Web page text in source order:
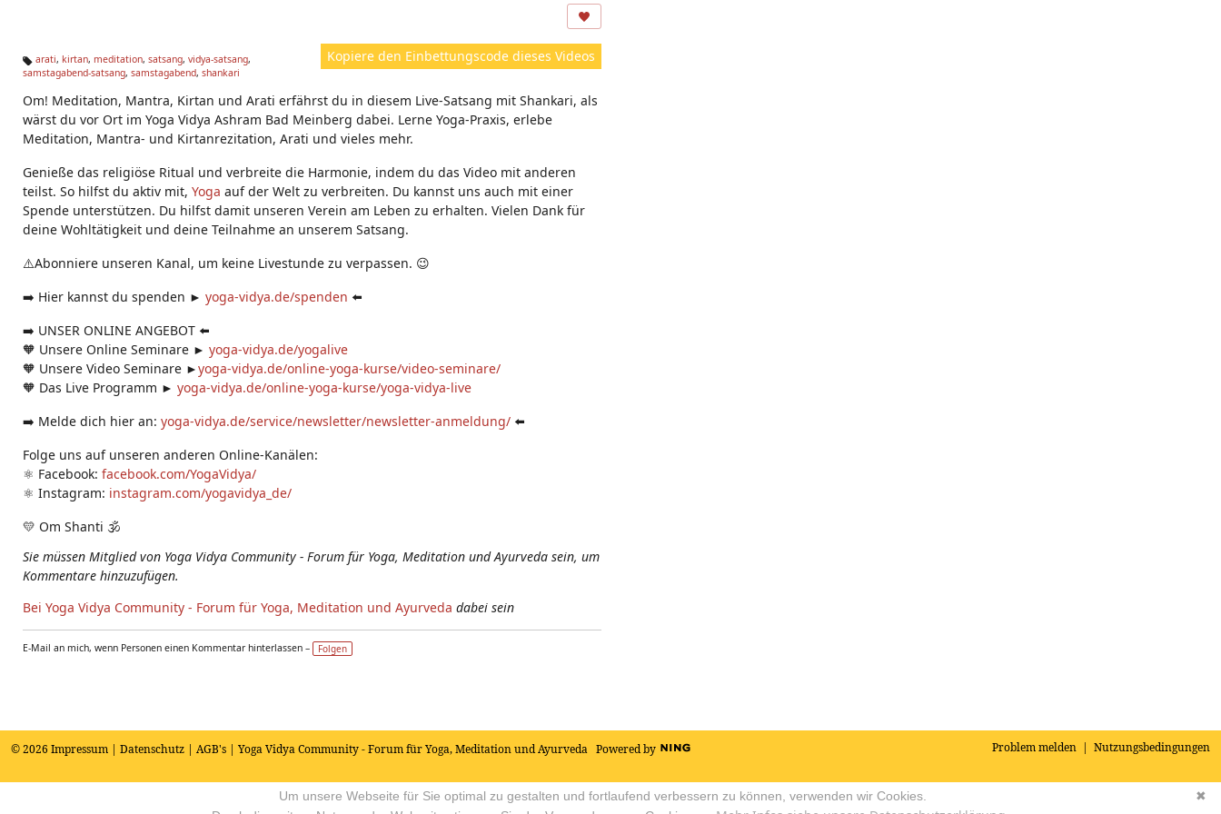
ns
ic
ht
e
Kopiere den Einbettungscode dieses Videos
Ta
s:
arati, kirtan, meditation, satsang, vidya-satsang,
samstagabend-satsang, samstagabend, shankari
Om! Meditation, Mantra, Kirtan und Arati erfährst du in diesem Live-Satsang mit Shankari, als
wärst du vor Ort im Yoga Vidya Ashram Bad Meinberg dabei. Lerne Yoga-Praxis, erlebe
Meditation, Mantra- und Kirtanrezitation, Arati und vieles mehr.
Genieße das religiöse Ritual und verbreite die Harmonie, indem du das Video mit anderen
teilst. So hilfst du aktiv mit, Yoga auf der Welt zu verbreiten. Du kannst uns auch mit einer
Spende unterstützen. Du hilfst damit unseren Verein am Leben zu erhalten. Vielen Dank für
deine Wohltätigkeit und deine Teilnahme an unserem Satsang.
⚠️Abonniere unseren Kanal, um keine Livestunde zu verpassen. 😉
➡️ Hier kannst du spenden ► yoga-vidya.de/spenden ⬅️
➡️ UNSER ONLINE ANGEBOT ⬅️
🧡 Unsere Online Seminare ► yoga-vidya.de/yogalive
🧡 Unsere Video Seminare ►yoga-vidya.de/online-yoga-kurse/video-seminare/
🧡 Das Live Programm ► yoga-vidya.de/online-yoga-kurse/yoga-vidya-live
➡️ Melde dich hier an: yoga-vidya.de/service/newsletter/newsletter-anmeldung/ ⬅️
Folge uns auf unseren anderen Online-Kanälen:
⚛️ Facebook: facebook.com/YogaVidya/
⚛️ Instagram: instagram.com/yogavidya_de/
💛 Om Shanti 🕉
Sie müssen Mitglied von Yoga Vidya Community - Forum für Yoga, Meditation und Ayurveda sein, um
Kommentare hinzuzufügen.
Bei Yoga Vidya Community - Forum für Yoga, Meditation und Ayurveda dabei sein
E-Mail an mich, wenn Personen einen Kommentar hinterlassen – Folgen
Problem melden | Nutzungsbedingungen
© 2026 Impressum | Datenschutz | AGB's | Yoga Vidya Community - Forum für Yoga, Meditation und Ayurveda Powered by
✖
Um unsere Webseite für Sie optimal zu gestalten und fortlaufend verbessern zu können, verwenden wir Cookies.